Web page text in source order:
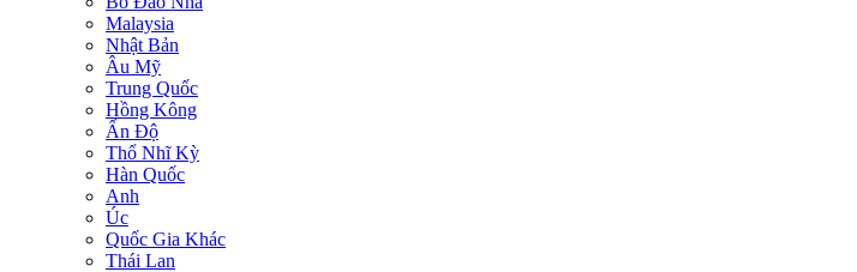
Malaysia
Nhật Bản
Âu Mỹ
Trung Quốc
Hồng Kông
Ấn Độ
Thổ Nhĩ Kỳ
Hàn Quốc
Anh
Úc
Quốc Gia Khác
Thái Lan